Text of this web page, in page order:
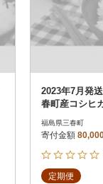
2023年7月発
春町産コシヒ
福島県三春町
寄付金額
定期便